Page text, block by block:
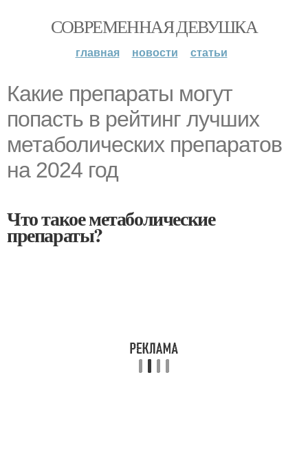
СОВРЕМЕННАЯ ДЕВУШКА
главная новости статьи
Какие препараты могут
попасть в рейтинг лучших
метаболических препаратов
на 2024 год
Что такое метаболические
препараты?